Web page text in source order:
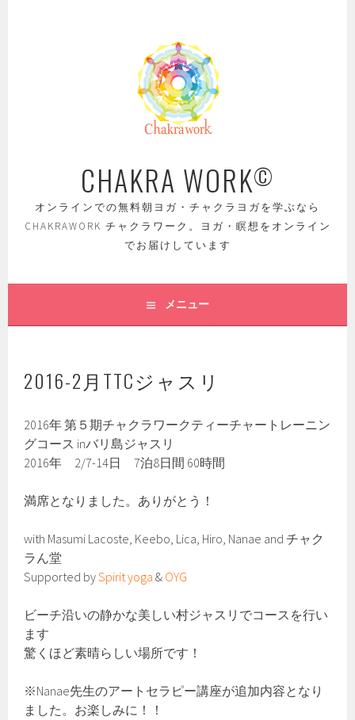
CHAKRA WORK©
オンラインでの無料朝ヨガ・チャクラヨガを学ぶなら
CHAKRAWORK チャクラワーク。ヨガ・瞑想をオンライン
でお届けしています
メニュー
2016-2月TTCジャスリ
2016年 第５期チャクラワークティーチャートレーニン
グコース inバリ島ジャスリ
2016年 2/7-14日 7泊8日間 60時間
満席となりました。ありがとう！
with Masumi Lacoste, Keebo, Lica, Hiro, Nanae and チャク
ラん堂
Supported bySpirit yoga & OYG
ビーチ沿いの静かな美しい村ジャスリでコースを行い
ます
驚くほど素晴らしい場所です！
※Nanae先生のアートセラピー講座が追加内容となり
ました。お楽しみに！！